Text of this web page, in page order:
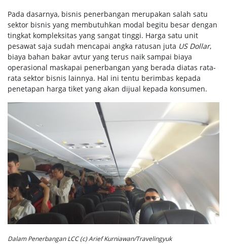
Pada dasarnya, bisnis penerbangan merupakan salah satu
sektor bisnis yang membutuhkan modal begitu besar dengan
tingkat kompleksitas yang sangat tinggi. Harga satu unit
pesawat saja sudah mencapai angka ratusan juta US Dollar,
biaya bahan bakar avtur yang terus naik sampai biaya
operasional maskapai penerbangan yang berada diatas rata-
rata sektor bisnis lainnya. Hal ini tentu berimbas kepada
penetapan harga tiket yang akan dijual kepada konsumen.
Dalam Penerbangan LCC (c) Arief Kurniawan/Travelingyuk